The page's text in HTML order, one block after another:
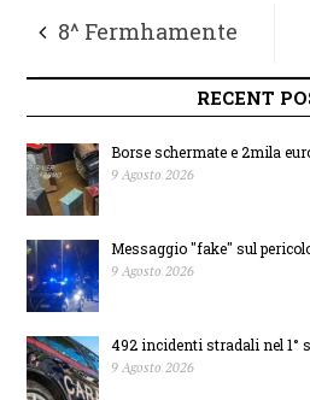
8^ Fermhamente
dal 17 al 20 ottobre in
centro storico, ospite
l’astronauta Nespoli
RECENT
Borse schermate e 2mila
9 Agosto 2026
Messaggio "fake" sul
9 Agosto 2026
492 incidenti stradali nel 1°
9 Agosto 2026